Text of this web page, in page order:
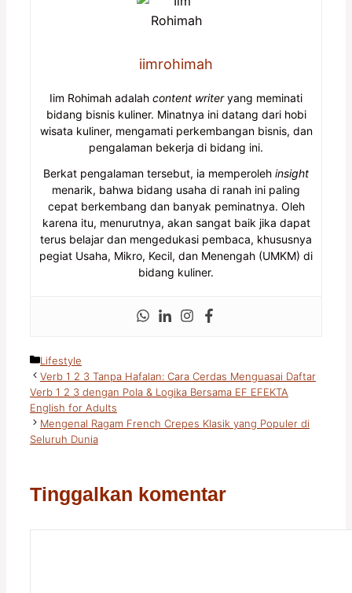
iimrohimah
Iim Rohimah adalah content writeryang meminati
bidang bisnis kuliner. Minatnya ini datang dari hobi
wisata kuliner, mengamati perkembangan bisnis, dan
pengalaman bekerja di bidang ini.
Berkat pengalaman tersebut, ia memperoleh insight
menarik, bahwa bidang usaha di ranah ini paling
cepat berkembang dan banyak peminatnya. Oleh
karena itu, menurutnya, akan sangat baik jika dapat
terus belajar dan mengedukasi pembaca, khususnya
pegiat Usaha, Mikro, Kecil, dan Menengah (UMKM) di
bidang kuliner.
Kategori
Lifestyle
Verb 1 2 3 Tanpa Hafalan: Cara Cerdas Menguasai Daftar
Verb 1 2 3 dengan Pola & Logika Bersama EF EFEKTA
English for Adults
Mengenal Ragam French Crepes Klasik yang Populer di
Seluruh Dunia
Tinggalkan komentar